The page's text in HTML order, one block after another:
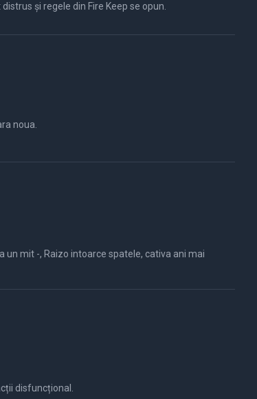
și regele din Fire Keep se opun.
noua.
un mit -, Raizo intoarce spatele, cativa ani mai
disfuncțional.